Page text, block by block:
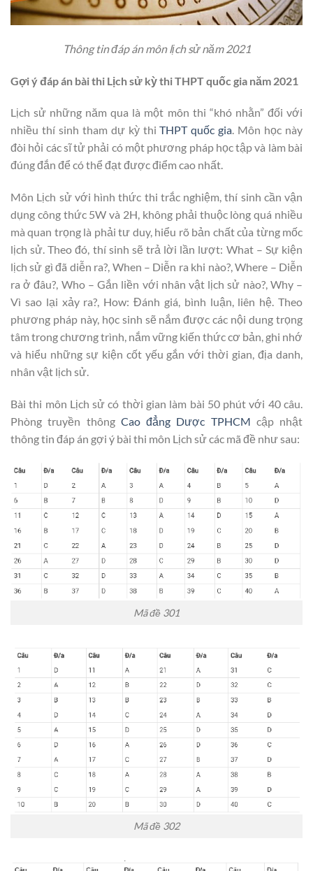
Thông tin đáp án môn lịch sử năm 2021
Gợi ý đáp án bài thi Lịch sử kỳ thi THPT quốc gia năm 2021
Lịch sử những năm qua là một môn thi “khó nhằn” đối với
nhiều thí sinh tham dự kỳ thiTHPT quốc gia. Môn học này
đòi hỏi các sĩ tử phải có một phương pháp học tập và làm bài
đúng đắn để có thể đạt được điểm cao nhất.
Môn Lịch sử với hình thức thi trắc nghiệm, thí sinh cần vận
dụng công thức 5W và 2H, không phải thuộc lòng quá nhiều
mà quan trọng là phải tư duy, hiểu rõ bản chất của từng mốc
lịch sử. Theo đó, thí sinh sẽ trả lời lần lượt: What – Sự kiện
lịch sử gì đã diễn ra?, When – Diễn ra khi nào?, Where – Diễn
ra ở đâu?, Who – Gắn liền với nhân vật lịch sử nào?, Why –
Vì sao lại xảy ra?, How: Đánh giá, bình luận, liên hệ. Theo
phương pháp này, học sinh sẽ nắm được các nội dung trọng
tâm trong chương trình, nắm vững kiến thức cơ bản, ghi nhớ
và hiểu những sự kiện cốt yếu gắn với thời gian, địa danh,
nhân vật lịch sử.
Bài thi môn Lịch sử có thời gian làm bài 50 phút với 40 câu.
Phòng truyền thông Cao đẳng Dược TPHCM cập nhật
thông tin đáp án gợi ý bài thi môn Lịch sử các mã đề như sau:
Mã đề 301
Mã đề 302